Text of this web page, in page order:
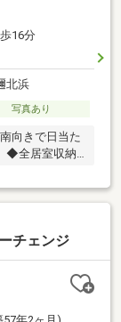
16分
北浜
写真あり
向きで日当た
全居室収納
チェンジ